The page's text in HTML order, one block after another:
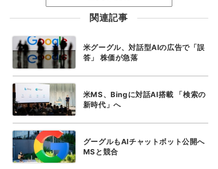
関連記事
米グーグル、対話型AIの広告で「誤
答」 株価が急落
米MS、Bingに対話AI搭載 「検索の
新時代」へ
グーグルもAIチャットボット公開へ
MSと競合